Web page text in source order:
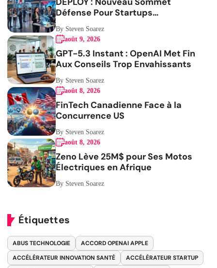
Défense Pour Startups
Canadiennes
By Steven Soarez
août 9, 2026
GPT-5.3 Instant : OpenAI Met Fin
Aux Conseils Trop Envahissants
By Steven Soarez
août 8, 2026
FinTech Canadienne Face à la
Concurrence US
By Steven Soarez
août 8, 2026
Zeno Lève 25M$ pour Ses Motos
Électriques en Afrique
By Steven Soarez
Étiquettes
ABUS TECHNOLOGIE
ACCORD OPENAI APPLE
ACCÉLÉRATEUR INNOVATION SANTÉ
ACCÉLÉRATEUR STARTUP